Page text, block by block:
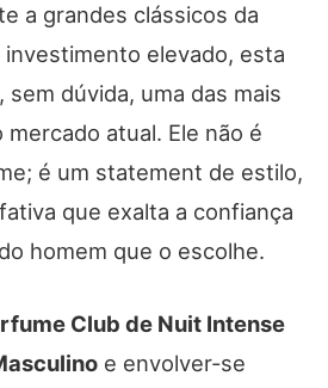
a grandes clássicos da
elevado, esta
sem dúvida, uma das mais
atual. Ele não é
é um statement de estilo,
que exalta a confiança
homem que o escolhe.
Club de Nuit Intense
e envolver-se